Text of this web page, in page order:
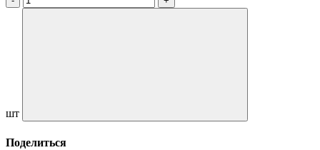
шт
Поделиться